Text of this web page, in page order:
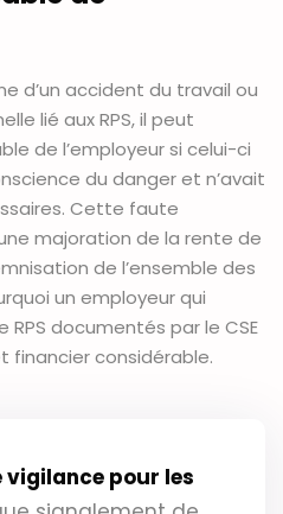
d’un accident du travail ou
lié aux RPS, il peut
de l’employeur si celui-ci
du danger et n’avait
Cette faute
majoration de la rente de
de l’ensemble des
un employeur qui
documentés par le CSE
financier considérable.
vigilance pour les